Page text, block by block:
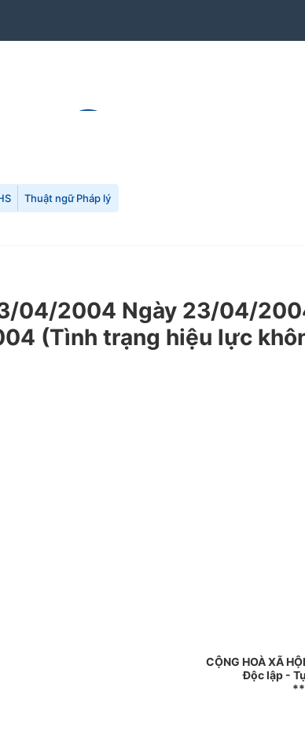
Thuật ngữ Pháp lý
04/2004 Ngày 23/04/
(Tình trạng hiệu lực
CỘNG HOÀ XÃ
Độc lập -